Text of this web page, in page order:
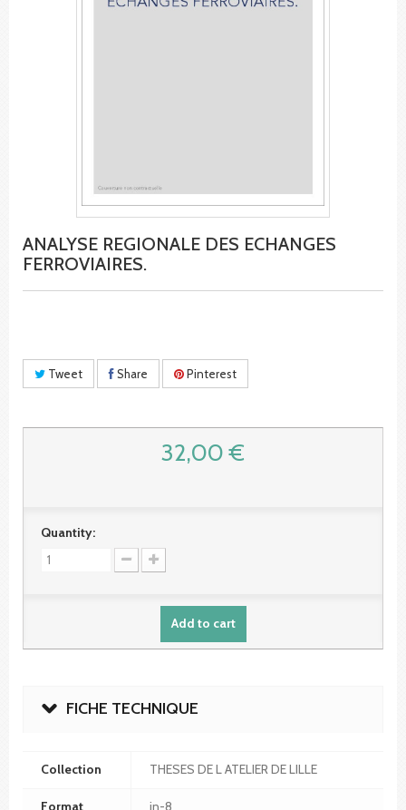
ANALYSE REGIONALE DES ECHANGES
FERROVIAIRES.
Tweet Share Pinterest
32,00 €
Quantity:
Add to cart
FICHE TECHNIQUE
Collection THESES DE L ATELIER DE LILLE
Format in-8